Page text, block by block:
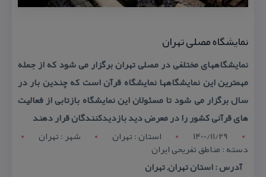
نمایشگاه مصلی تهران
نمایشگاههای مختلفی در مصلی تهران برگزار می شود كه از جمله
مهمترین این نمایشگاهها نمایشگاه قرآن است كه چندین بار در
سال برگزار می شود تا مسئولان این نمایشگاه بازتابی از فعالیت
های قرآنی كشور را در معرض دید بازدیدكنندگان قرار دهند
1400/11/29
استان : تهران شهر : تهران
دسته : مناطق تفریحی ایران
آدرس : استان تهران, تهران